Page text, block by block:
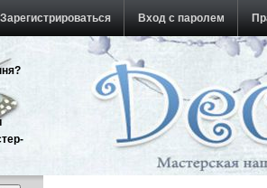
Зарегистрироваться Вход с паролем